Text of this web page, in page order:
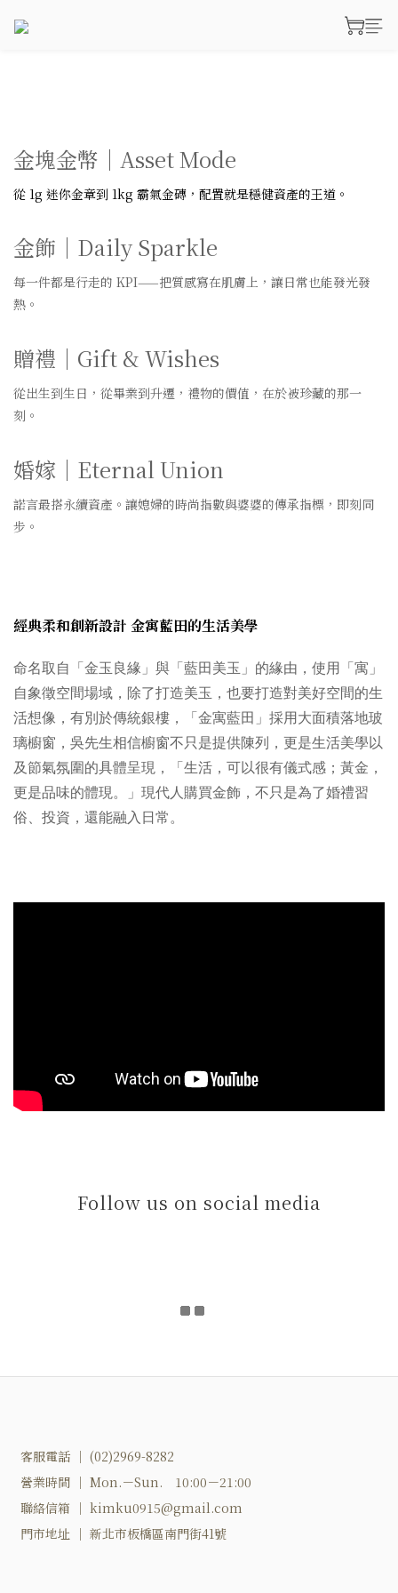
next
金塊金幣｜Asset Mode
從 1g 迷你金章到 1kg 霸氣金磚，配置就是穩健資產的王道。
金飾｜Daily Sparkle
每一件都是行走的 KPI——把質感寫在肌膚上，讓日常也能發光發
熱。
贈禮｜Gift & Wishes
從出生到生日，從畢業到升遷，禮物的價值，在於被珍藏的那一
刻。
婚嫁｜Eternal Union
諾言最搭永續資產。讓媳婦的時尚指數與婆婆的傳承指標，即刻同
步。
經典柔和創新設計 金寓藍田的生活美學
命名取自「金玉良緣」與「藍田美玉」的緣由，使用「寓」
自象徵空間場域，除了打造美玉，也要打造對美好空間的生
活想像，有別於傳統銀樓，「金寓藍田」採用大面積落地玻
璃櫥窗，吳先生相信櫥窗不只是提供陳列，更是生活美學以
及節氣氛圍的具體呈現，「生活，可以很有儀式感；黃金，
更是品味的體現。」現代人購買金飾，不只是為了婚禮習
俗、投資，還能融入日常。
Follow us on social media
客服電話 ｜ (02)2969-8282
營業時間 ｜ Mon.－Sun. 10:00－21:00
聯絡信箱 ｜ kimku0915@gmail.com
門市地址 ｜ 新北市板橋區南門街41號